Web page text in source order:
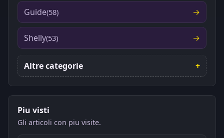
Guide(58)
Shelly(53)
Altre categorie
Piu visti
Gli articoli con piu visite.